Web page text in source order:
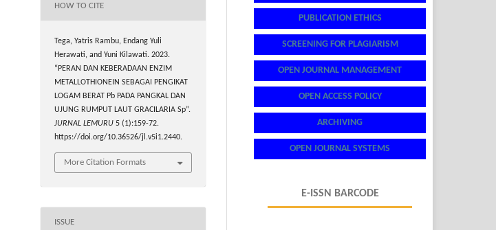
HOW TO CITE
Tega, Yatris Rambu, Endang Yuli
Herawati, and Yuni Kilawati. 2023.
“PERAN DAN KEBERADAAN ENZIM
METALLOTHIONEIN SEBAGAI PENGIKAT
LOGAM BERAT Pb PADA PANGKAL DAN
UJUNG RUMPUT LAUT GRACILARIA Sp”.
JURNAL LEMURU 5 (1):159-72.
https://doi.org/10.36526/jl.v5i1.2440.
More Citation Formats
ISSUE
PUBLICATION ETHICS
SCREENING FOR PLAGIARISM
OPEN JOURNAL MANAGEMENT
OPEN ACCESS POLICY
ARCHIVING
OPEN JOURNAL SYSTEMS
E-ISSN BARCODE